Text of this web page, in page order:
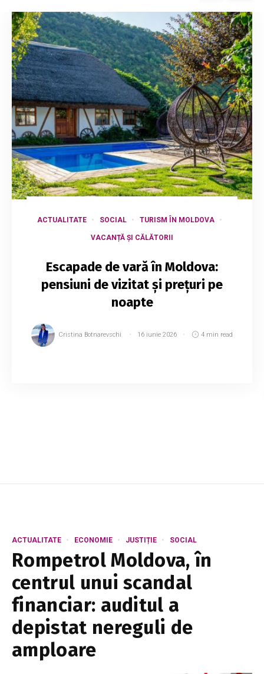
ACTUALITATE SOCIAL TURISM ÎN MOLDOVA
VACANȚĂ ȘI CĂLĂTORII
Escapade de vară în Moldova:
pensiuni de vizitat și prețuri pe
noapte
Cristina Botnarevschi 16 iunie 2026 4 min read
ACTUALITATE ECONOMIE JUSTIȚIE SOCIAL
Rompetrol Moldova, în
centrul unui scandal
financiar: auditul a
depistat nereguli de
amploare